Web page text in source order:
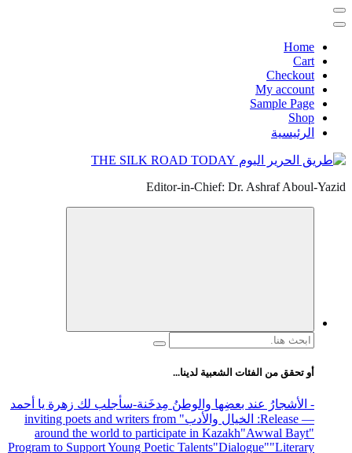
Home
Cart
Checkout
My account
Sample Page
Shop
الرئيسية
Editor-in-Chief: Dr. Ashraf Aboul-Yazid
البحث
أو تحقق من الفئات الشعبية لدينا...
- الأشجارُ عند بعضِها والوطنُ مِدخَنة-سأجلب لك زهرة يا أحمد
— Release
: الخيال والأدب
" inviting poets and writers from
around the world to participate in Kazakh"Awwal Bayt"
Program to Support Young Poetic Talents"Dialogue""Literary